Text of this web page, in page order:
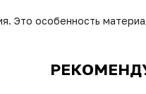
Это особенность